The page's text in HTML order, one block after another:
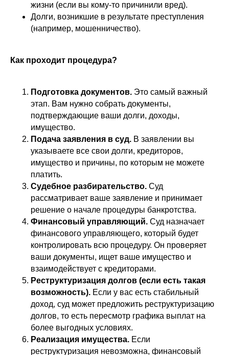
жизни (если вы кому-то причинили вред).
Долги, возникшие в результате преступления
(например, мошенничество).
Как проходит процедура?
Подготовка документов. Это самый важный
этап. Вам нужно собрать документы,
подтверждающие ваши долги, доходы,
имущество.
Подача заявления в суд. В заявлении вы
указываете все свои долги, кредиторов,
имущество и причины, по которым не можете
платить.
Судебное разбирательство. Суд
рассматривает ваше заявление и принимает
решение о начале процедуры банкротства.
Финансовый управляющий. Суд назначает
финансового управляющего, который будет
контролировать всю процедуру. Он проверяет
ваши документы, ищет ваше имущество и
взаимодействует с кредиторами.
Реструктуризация долгов (если есть такая
возможность). Если у вас есть стабильный
доход, суд может предложить реструктуризацию
долгов, то есть пересмотр графика выплат на
более выгодных условиях.
Реализация имущества. Если
реструктуризация невозможна, финансовый